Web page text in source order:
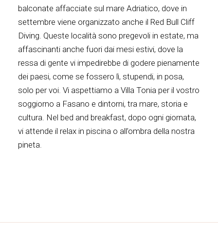
balconate affacciate sul mare Adriatico, dove in
settembre viene organizzato anche il Red Bull Cliff
Diving. Queste località sono pregevoli in estate, ma
affascinanti anche fuori dai mesi estivi, dove la
ressa di gente vi impedirebbe di godere pienamente
dei paesi, come se fossero lì, stupendi, in posa,
solo per voi. Vi aspettiamo a Villa Tonia per il vostro
soggiorno a Fasano e dintorni, tra mare, storia e
cultura. Nel bed and breakfast, dopo ogni giornata,
vi attende il relax in piscina o all’ombra della nostra
pineta.